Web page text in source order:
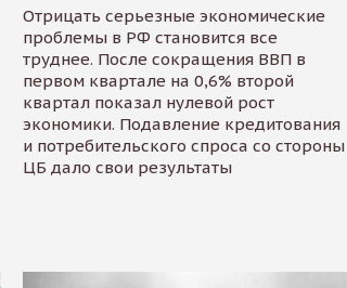
Отрицать серьезные экономические
проблемы в РФ становится все
труднее. После сокращения ВВП в
первом квартале на 0,6% второй
квартал показал нулевой рост
экономики. Подавление кредитования
и потребительского спроса со стороны
ЦБ дало свои результаты